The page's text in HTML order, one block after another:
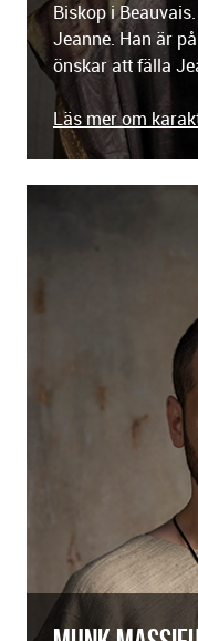
Biskop i
Jeanne. Han är
önskar att fälla
Läs mer om